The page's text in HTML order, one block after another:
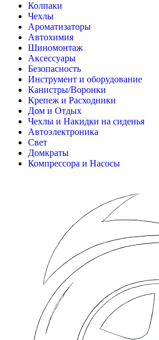
Колпаки
Чехлы
Ароматизаторы
Автохимия
Шиномонтаж
Аксессуары
Безопасность
Инструмент и оборудование
Канистры/Воронки
Крепеж и Расходники
Дом и Отдых
Чехлы и Накидки на сиденья
Автоэлектроника
Свет
Домкраты
Компрессора и Насосы